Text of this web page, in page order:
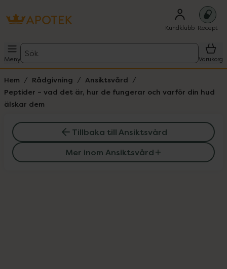
Kundklubb Recept
Meny
Sök
Varukorg
Hem Rådgivning
Ansiktsvård
Peptider – vad det är, hur de fungerar och varför din hud
älskar dem
Tillbaka till Ansiktsvård
Mer inom Ansiktsvård